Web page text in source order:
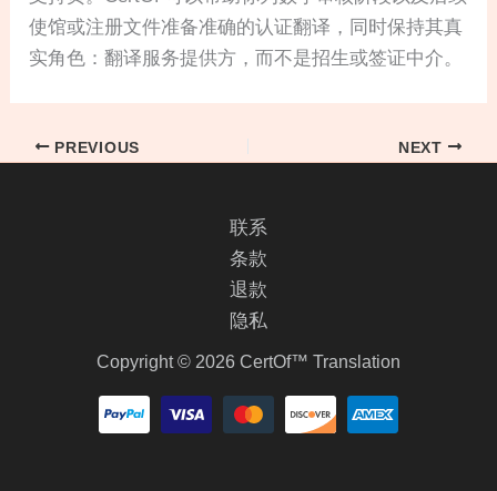
使馆或注册文件准备准确的认证翻译，同时保持其真
实角色：翻译服务提供方，而不是招生或签证中介。
PREVIOUS NEXT
联系
条款
退款
隐私
Copyright © 2026 CertOf™ Translation